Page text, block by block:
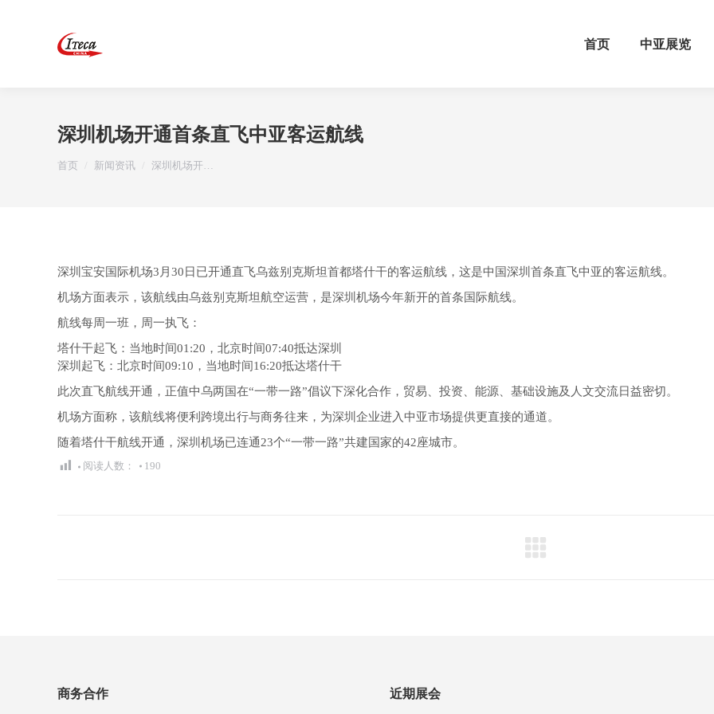
首页 中亚展览
深圳机场开通首条直飞中亚客运航线
首页 新闻资讯 深圳机场开…
深圳宝安国际机场3月30日已开通直飞乌兹别克斯坦首都塔什干的客运航线，这是中国深圳首条直飞中亚的客运航线。
机场方面表示，该航线由乌兹别克斯坦航空运营，是深圳机场今年新开的首条国际航线。
航线每周一班，周一执飞：
塔什干起飞：当地时间01:20，北京时间07:40抵达深圳
深圳起飞：北京时间09:10，当地时间16:20抵达塔什干
此次直飞航线开通，正值中乌两国在“一带一路”倡议下深化合作，贸易、投资、能源、基础设施及人文交流日益密切。
机场方面称，该航线将便利跨境出行与商务往来，为深圳企业进入中亚市场提供更直接的通道。
随着塔什干航线开通，深圳机场已连通23个“一带一路”共建国家的42座城市。
阅读人数： 190
商务合作 近期展会